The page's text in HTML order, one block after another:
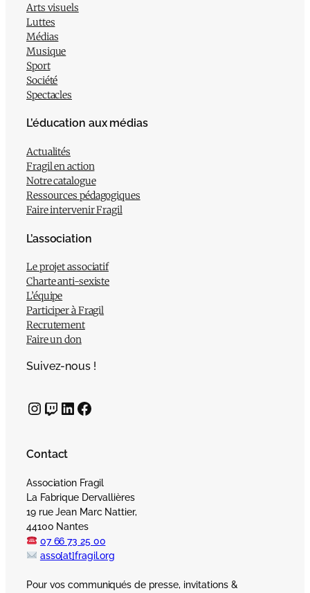
Arts visuels
Luttes
Médias
Musique
Sport
Société
Spectacles
L’éducation aux médias
Actualités
Fragil en action
Notre catalogue
Ressources pédagogiques
Faire intervenir Fragil
L’association
Le projet associatif
Charte anti-sexiste
L’équipe
Participer à Fragil
Recrutement
Faire un don
Suivez-nous !
InstagramTwitch LinkedIn Facebook
Contact
Association Fragil
La Fabrique Dervallières
19 rue Jean Marc Nattier,
44100 Nantes
07 66 73 25 00
asso[at]fragil.org
Pour vos communiqués de presse, invitations &